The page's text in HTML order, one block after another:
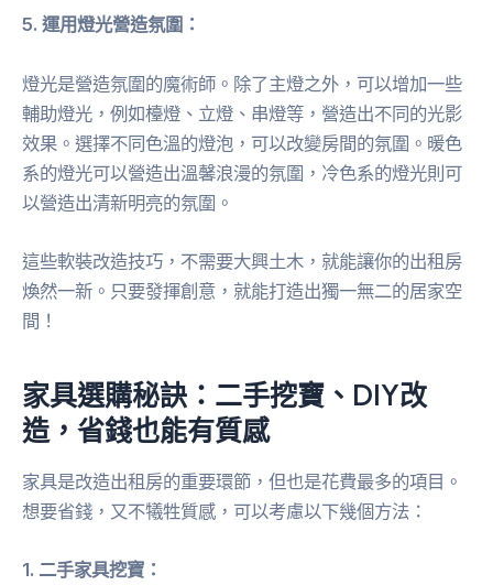
5. 運用燈光營造氛圍：
燈光是營造氛圍的魔術師。除了主燈之外，可以增加一些
輔助燈光，例如檯燈、立燈、串燈等，營造出不同的光影
效果。選擇不同色溫的燈泡，可以改變房間的氛圍。暖色
系的燈光可以營造出溫馨浪漫的氛圍，冷色系的燈光則可
以營造出清新明亮的氛圍。
這些軟裝改造技巧，不需要大興土木，就能讓你的出租房
煥然一新。只要發揮創意，就能打造出獨一無二的居家空
間！
家具選購秘訣：二手挖寶、DIY改
造，省錢也能有質感
家具是改造出租房的重要環節，但也是花費最多的項目。
想要省錢，又不犧牲質感，可以考慮以下幾個方法：
1. 二手家具挖寶：